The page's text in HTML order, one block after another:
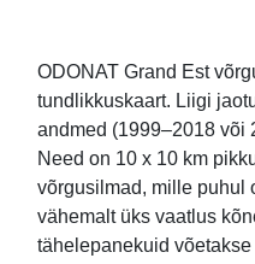
ODONAT Grand Est
tundlikkuskaart. Liigi
andmed (1999–2018 või
Need on 10 x 10 km
võrgusilmad, mille puhul
vähemalt üks vaatlus
tähelepanekuid